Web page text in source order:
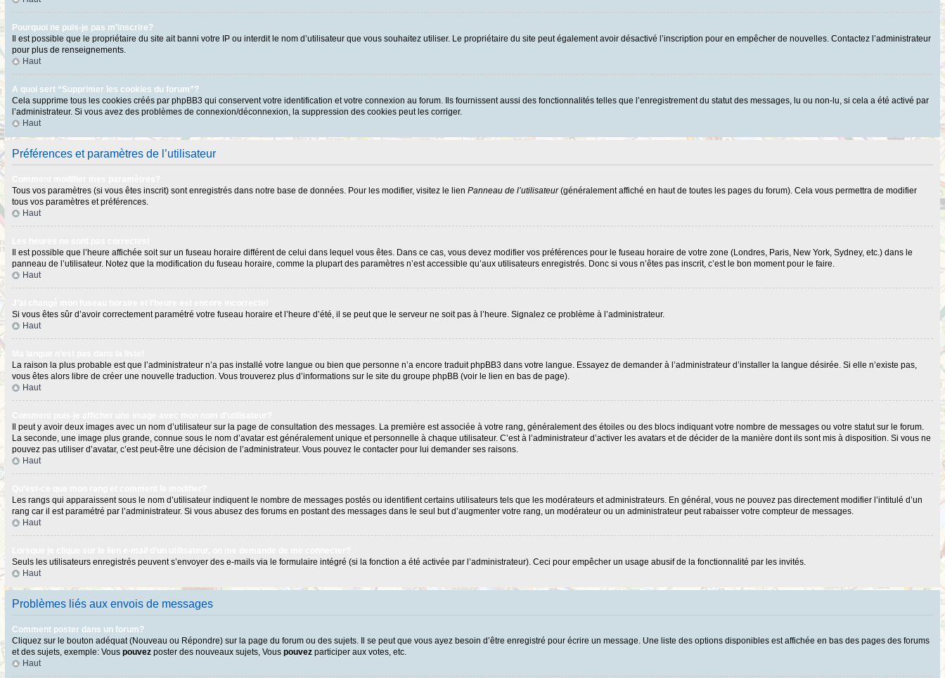
Pourquoi ne puis-je pas m’inscrire?
Il est possible que le propriétaire du site ait banni votre IP ou interdit le nom d’utilisateur que vous souhaitez utiliser. Le propriétaire du site peut également avoir désactivé l’inscription pour en empêcher de nouvelles. Contactez l’administrateur
pour plus de renseignements.
Haut
A quoi sert “Supprimer les cookies du forum”?
Cela supprime tous les cookies créés par phpBB3 qui conservent votre identification et votre connexion au forum. Ils fournissent aussi des fonctionnalités telles que l’enregistrement du statut des messages, lu ou non-lu, si cela a été activé par
l’administrateur. Si vous avez des problèmes de connexion/déconnexion, la suppression des cookies peut les corriger.
Haut
Préférences et paramètres de l’utilisateur
Tous vos paramètres (si vous êtes inscrit) sont enregistrés dans notre base de données. Pour les modifier, visitez le lien Panneau de l’utilisateur(généralement affiché en haut de toutes les pages du forum). Cela vous permettra de modifier
tous vos paramètres et préférences.
Haut
Il est possible que l’heure affichée soit sur un fuseau horaire différent de celui dans lequel vous êtes. Dans ce cas, vous devez modifier vos préférences pour le fuseau horaire de votre zone (Londres, Paris, New York, Sydney, etc.) dans le
panneau de l’utilisateur. Notez que la modification du fuseau horaire, comme la plupart des paramètres n’est accessible qu’aux utilisateurs enregistrés. Donc si vous n’êtes pas inscrit, c’est le bon moment pour le faire.
Haut
Si vous êtes sûr d’avoir correctement paramétré votre fuseau horaire et l’heure d’été, il se peut que le serveur ne soit pas à l’heure. Signalez ce problème à l’administrateur.
Haut
La raison la plus probable est que l’administrateur n’a pas installé votre langue ou bien que personne n’a encore traduit phpBB3 dans votre langue. Essayez de demander à l’administrateur d’installer la langue désirée. Si elle n’existe pas,
vous êtes alors libre de créer une nouvelle traduction. Vous trouverez plus d’informations sur le site du groupe phpBB (voir le lien en bas de page).
Haut
Il peut y avoir deux images avec un nom d’utilisateur sur la page de consultation des messages. La première est associée à votre rang, généralement des étoiles ou des blocs indiquant votre nombre de messages ou votre statut sur le forum.
La seconde, une image plus grande, connue sous le nom d’avatar est généralement unique et personnelle à chaque utilisateur. C’est à l’administrateur d’activer les avatars et de décider de la manière dont ils sont mis à disposition. Si vous ne
pouvez pas utiliser d’avatar, c’est peut-être une décision de l’administrateur. Vous pouvez le contacter pour lui demander ses raisons.
Haut
Les rangs qui apparaissent sous le nom d’utilisateur indiquent le nombre de messages postés ou identifient certains utilisateurs tels que les modérateurs et administrateurs. En général, vous ne pouvez pas directement modifier l’intitulé d’un
rang car il est paramétré par l’administrateur. Si vous abusez des forums en postant des messages dans le seul but d’augmenter votre rang, un modérateur ou un administrateur peut rabaisser votre compteur de messages.
Haut
Seuls les utilisateurs enregistrés peuvent s’envoyer des e-mails via le formulaire intégré (si la fonction a été activée par l’administrateur). Ceci pour empêcher un usage abusif de la fonctionnalité par les invités.
Haut
Problèmes liés aux envois de messages
Comment poster dans un forum?
Cliquez sur le bouton adéquat (Nouveau ou Répondre) sur la page du forum ou des sujets. Il se peut que vous ayez besoin d’être enregistré pour écrire un message. Une liste des options disponibles est affichée en bas des pages des forums
et des sujets, exemple: Vous pouvez poster des nouveaux sujets, Vous pouvez participer aux votes, etc.
Haut